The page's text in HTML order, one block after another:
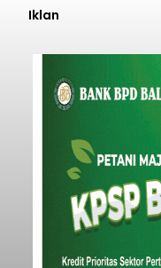
Iklan